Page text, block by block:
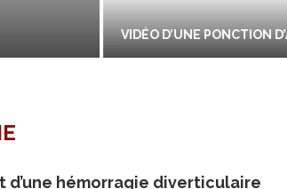
VIDÉO D’UNE PONCTION
d’une hémorragie diverticulaire